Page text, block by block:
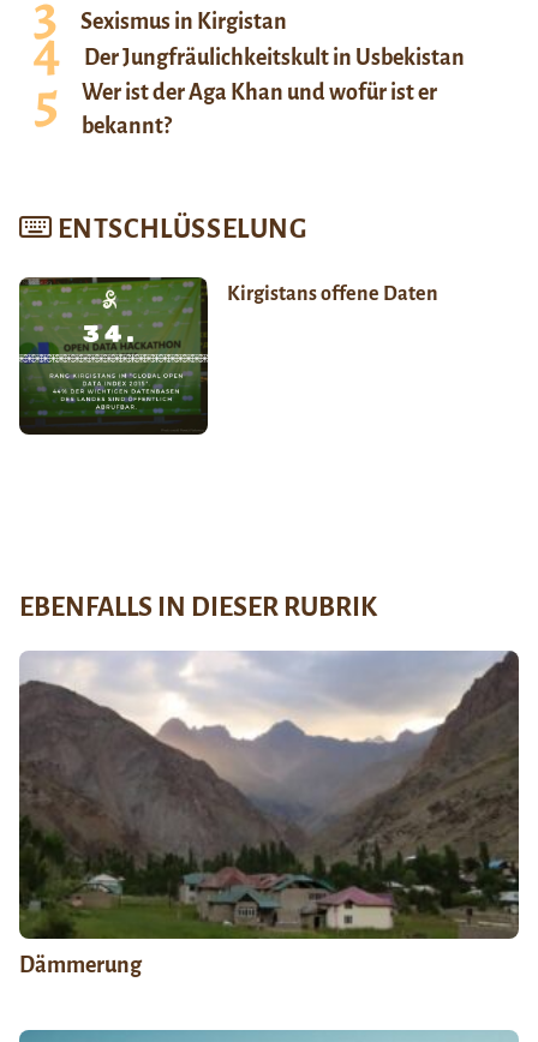
Sexismus in Kirgistan
Der Jungfräulichkeitskult in Usbekistan
Wer ist der Aga Khan und wofür ist er
bekannt?
ENTSCHLÜSSELUNG
Kirgistans offene Daten
EBENFALLS IN DIESER RUBRIK
Dämmerung